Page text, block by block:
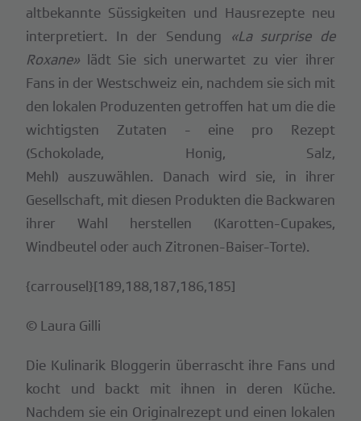
altbekannte Süssigkeiten und Hausrezepte neu
interpretiert. In der Sendung
«La surprise de
Roxane» lädt Sie sich unerwartet zu vier ihrer
Fans in der Westschweiz ein, nachdem sie sich mit
den lokalen Produzenten getroffen hat um die die
wichtigsten Zutaten - eine pro Rezept
(Schokolade, Honig, Salz,
Mehl) auszuwählen. Danach wird sie, in ihrer
Gesellschaft, mit diesen Produkten die Backwaren
ihrer Wahl herstellen (Karotten-Cupakes,
Windbeutel oder auch Zitronen-Baiser-Torte).
{carrousel}[189,188,187,186,185]
© Laura Gilli
Die Kulinarik Bloggerin überrascht ihre Fans und
kocht und backt mit ihnen in deren Küche.
Nachdem sie ein Originalrezept und einen lokalen